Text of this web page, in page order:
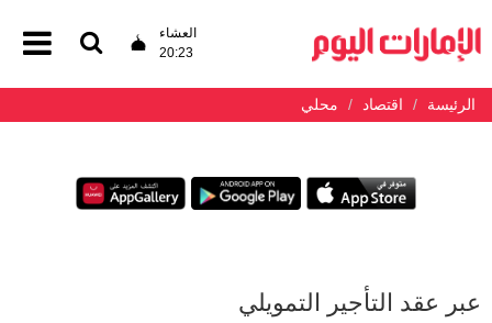
العشاء
20:23
الرئيسة اقتصاد محلي
عبر عقد التأجير التمويلي